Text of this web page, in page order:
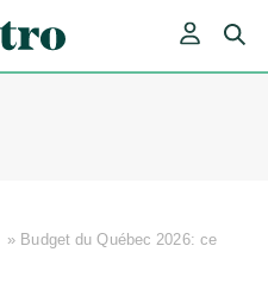
» Budget du Québec 2026: ce